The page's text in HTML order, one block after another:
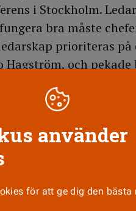
i Stockholm.
bra måste
prioriteras
Hagström, och
bort 1 400
har blivit 25 000
använder
för att ge dig den bästa